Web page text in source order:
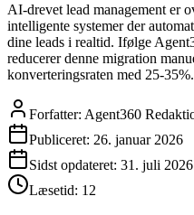
AI-drevet lead management er
intelligente systemer der
dine leads i realtid. Ifølge
reducerer denne migration
konverteringsraten med 25-35%.
Forfatter: Agent360
Publiceret: 26. januar 2026
Sidst opdateret: 31. juli 2026
Læsetid: 12